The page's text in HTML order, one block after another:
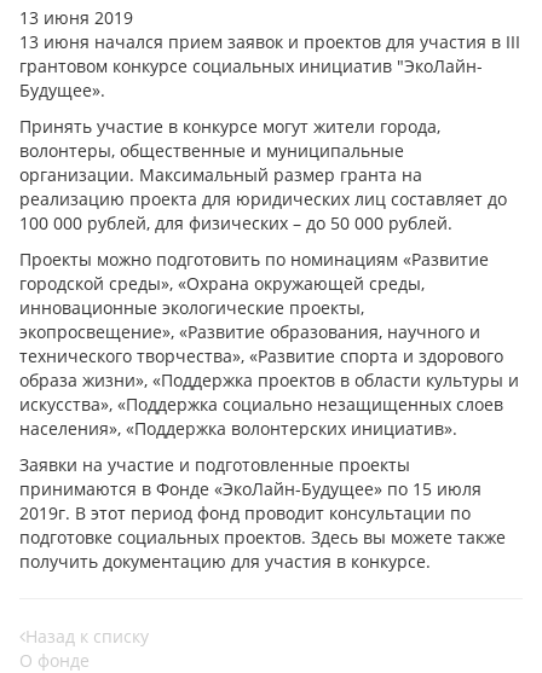
13 июня 2019
13 июня начался прием заявок и проектов для участия в III
грантовом конкурсе социальных инициатив "ЭкоЛайн-
Будущее».
Принять участие в конкурсе могут жители города,
волонтеры, общественные и муниципальные
организации. Максимальный размер гранта на
реализацию проекта для юридических лиц составляет до
100 000 рублей, для физических – до 50 000 рублей.
Проекты можно подготовить по номинациям «Развитие
городской среды», «Охрана окружающей среды,
инновационные экологические проекты,
экопросвещение», «Развитие образования, научного и
технического творчества», «Развитие спорта и здорового
образа жизни», «Поддержка проектов в области культуры и
искусства», «Поддержка социально незащищенных слоев
населения», «Поддержка волонтерских инициатив».
Заявки на участие и подготовленные проекты
принимаются в Фонде «ЭкоЛайн-Будущее» по 15 июля
2019г. В этот период фонд проводит консультации по
подготовке социальных проектов. Здесь вы можете также
получить документацию для участия в конкурсе.
Назад к списку
О фонде